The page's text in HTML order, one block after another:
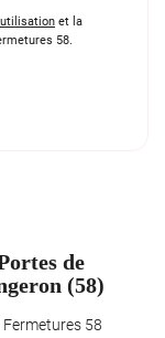
et la
58.
de
(58)
58